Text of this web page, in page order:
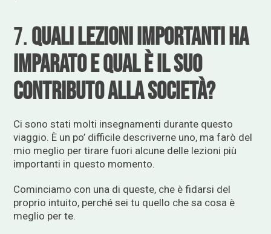
7.Quali lezioni importanti ha
imparato e qual è il suo
contributo alla società?
Ci sono stati molti insegnamenti durante questo
viaggio. È un po’ difficile descriverne uno, ma farò del
mio meglio per tirare fuori alcune delle lezioni più
importanti in questo momento.
Cominciamo con una di queste, che è fidarsi del
proprio intuito, perché sei tu quello che sa cosa è
meglio per te.